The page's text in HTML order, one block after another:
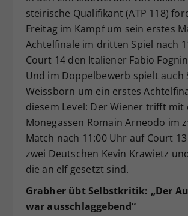
steirische Qualifikant (ATP 118)
Freitag im Kampf um sein erstes
Achtelfinale im dritten Spiel nach
Court 14 den Italiener Fabio
Und im Doppelbewerb spielt auch
Weissborn um ein erstes
diesem Level: Der Wiener trifft mit
Monegassen Romain Arneodo im
Match nach 11:00 Uhr auf Court
zwei Deutschen Kevin Krawietz
die an elf gesetzt sind.
Grabher übt Selbstkritik: „Der
war ausschlaggebend“